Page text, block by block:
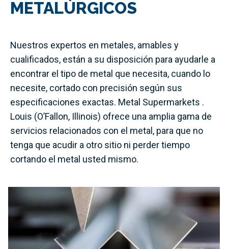
METALÚRGICOS
Nuestros expertos en metales, amables y
cualificados, están a su disposición para ayudarle a
encontrar el tipo de metal que necesita, cuando lo
necesite, cortado con precisión según sus
especificaciones exactas. Metal Supermarkets .
Louis (O’Fallon, Illinois) ofrece una amplia gama de
servicios relacionados con el metal, para que no
tenga que acudir a otro sitio ni perder tiempo
cortando el metal usted mismo.